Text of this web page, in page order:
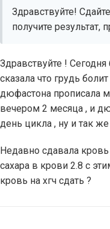
Здравствуйте!
получите
Здравствуйте !
сказала что грудь
дюфастона прописала
вечером 2 месяца , и
день цикла , ну и так
Недавно сдавала
сахара в крови 2.8 с
кровь на хгч сдать ?